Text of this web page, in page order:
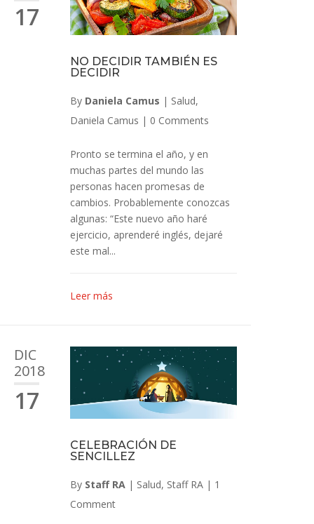
17
NO DECIDIR TAMBIÉN ES
DECIDIR
By Daniela Camus | Salud,
Daniela Camus | 0 Comments
Pronto se termina el año, y en
muchas partes del mundo las
personas hacen promesas de
cambios. Probablemente conozcas
algunas: “Este nuevo año haré
ejercicio, aprenderé inglés, dejaré
este mal...
Leer más
DIC
2018
17
CELEBRACIÓN DE
SENCILLEZ
By Staff RA | Salud, Staff RA | 1
Comment